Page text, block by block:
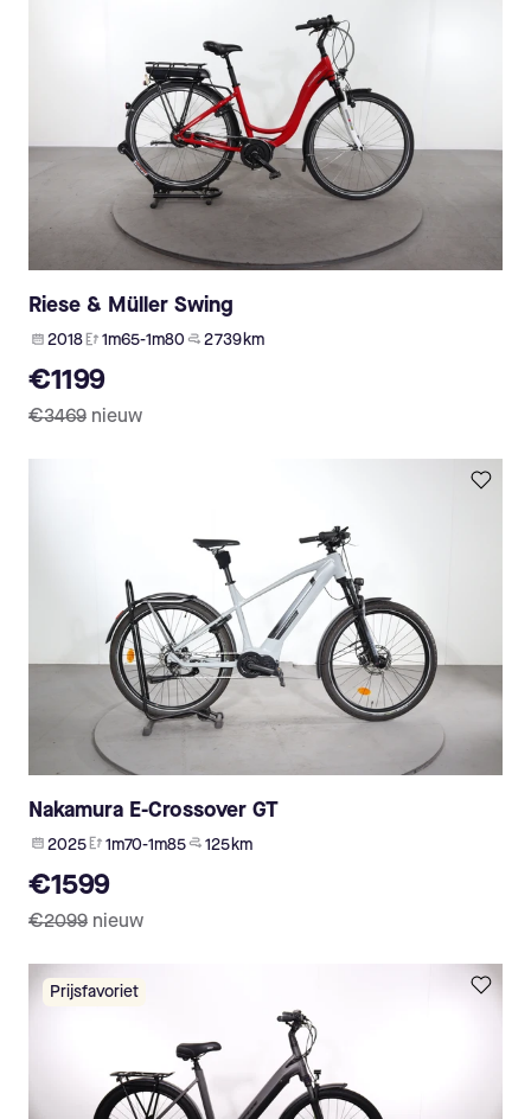
Riese & Müller Swing
2018 1m65-1m80 2 739 km
€1199
€3469 nieuw
Nakamura E-Crossover GT
2025 1m70-1m85 125 km
€1599
€2099 nieuw
Prijsfavoriet